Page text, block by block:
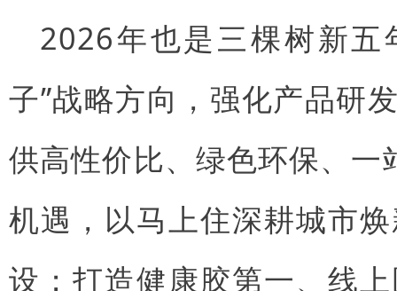
2026年也是三棵树新
子”战略方向，强化产品研
供高性价比、绿色环保、一
机遇，以马上住深耕城市
设；打造健康胶第一、线